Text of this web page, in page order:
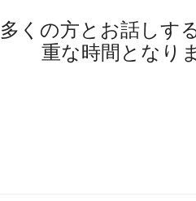
くの方とお話しす
重な時間となり